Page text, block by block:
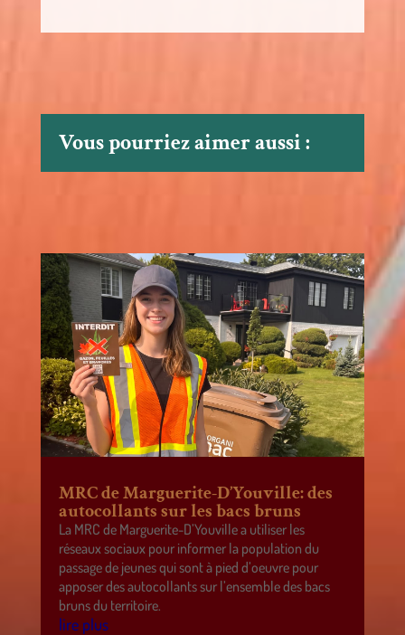
Vous pourriez aimer aussi :
MRC de Marguerite-D’Youville: des
autocollants sur les bacs bruns
La MRC de Marguerite-D’Youville a utiliser les
réseaux sociaux pour informer la population du
passage de jeunes qui sont à pied d’oeuvre pour
apposer des autocollants sur l’ensemble des bacs
bruns du territoire.
lire plus